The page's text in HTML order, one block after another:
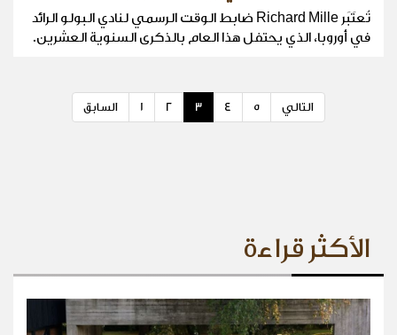
تُعتَبَر Richard Mille ضابط الوقت الرسمي لنادي البولو الرائد
في أوروبا، الذي يحتفل هذا العام بالذكرى السنوية العشرين.
السابق 1 2 3 4 5 التالي
الأكثر قراءة